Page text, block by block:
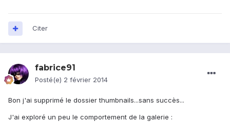
Citer
fabrice91
Posté(e) 2 février 2014
Bon j'ai supprimé le dossier thumbnails...sans succès...
J'ai exploré un peu le comportement de la galerie :